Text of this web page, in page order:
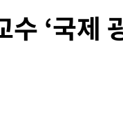
나기·강원 많은 비[내일날
투자…"AI 메모리 수요 선
르바이잔 투란VC 입단
내린 798.81마감
수 ‘국제